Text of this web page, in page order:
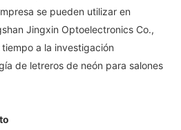
se pueden utilizar en
Jingxin Optoelectronics Co.,
a la investigación
de letreros de neón para salones